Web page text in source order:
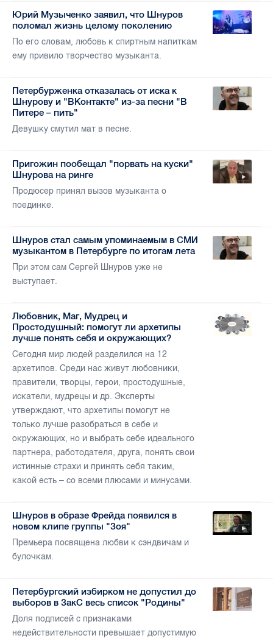
Юрий Музыченко заявил, что Шнуров
поломал жизнь целому поколению
По его словам, любовь к спиртным напиткам
ему привило творчество музыканта.
Петербурженка отказалась от иска к
Шнурову и "ВКонтакте" из-за песни "В
Питере – пить"
Девушку смутил мат в песне.
Пригожин пообещал "порвать на куски"
Шнурова на ринге
Продюсер принял вызов музыканта о
поединке.
Шнуров стал самым упоминаемым в СМИ
музыкантом в Петербурге по итогам лета
При этом сам Сергей Шнуров уже не
выступает.
Любовник, Маг, Мудрец и
Простодушный: помогут ли архетипы
лучше понять себя и окружающих?
Сегодня мир людей разделился на 12
архетипов. Среди нас живут любовники,
правители, творцы, герои, простодушные,
искатели, мудрецы и др. Эксперты
утверждают, что архетипы помогут не
только лучше разобраться в себе и
окружающих, но и выбрать себе идеального
партнера, работодателя, друга, понять свои
истинные страхи и принять себя таким,
какой есть – со всеми плюсами и минусами.
Шнуров в образе Фрейда появился в
новом клипе группы "Зоя"
Премьера посвящена любви к сэндвичам и
булочкам.
Петербургский избирком не допустил до
выборов в ЗакС весь список "Родины"
Доля подписей с признаками
недействительности превышает допустимую